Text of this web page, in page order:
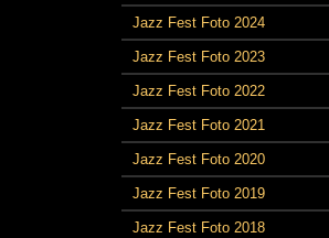
Jazz Fest Foto 2024
Jazz Fest Foto 2023
Jazz Fest Foto 2022
Jazz Fest Foto 2021
Jazz Fest Foto 2020
Jazz Fest Foto 2019
Jazz Fest Foto 2018